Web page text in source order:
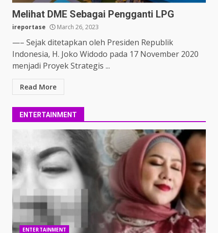
Melihat DME Sebagai Pengganti LPG
ireportase March 26, 2023
—– Sejak ditetapkan oleh Presiden Republik
Indonesia, H. Joko Widodo pada 17 November 2020
menjadi Proyek Strategis ...
Read More
ENTERTAINMENT
ENTERTAINMENT